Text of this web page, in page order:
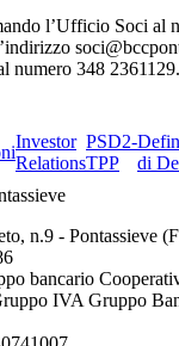
l’Ufficio Soci al
numero 348 2361129.
Investor
Relations
PSD2-
TPP
di
n.9 - Pontassieve
bancario
IVA Gruppo